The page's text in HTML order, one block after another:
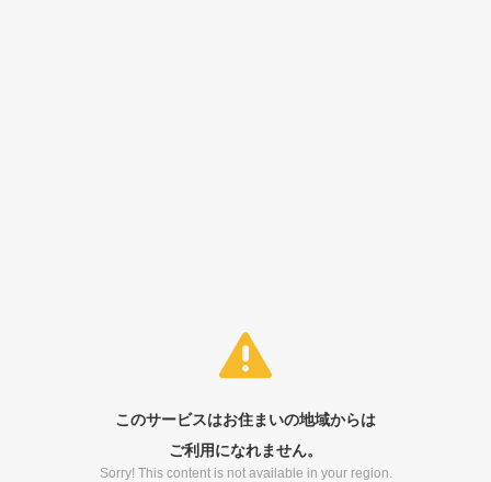
このサービスはお住まいの地域からは
ご利用になれません。
Sorry! This content is not available in your region.